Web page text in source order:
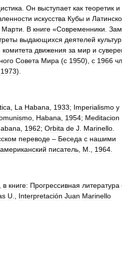
Он выступает как теоретик и
искусства Кубы и
Марти В книге «Современники
выдающихся деятелей
комитета движения за мир и
Совета Мира (с 1950), с 1966
1973).
La Habana 1933; Imperialismo у
Habana 1954; Meditacion
1962; Orbita de J Marinello
переводе ‒ Беседа с нашими
американский писатель М 1964
в книге: Прогрессивная литература
U Interpretación Juan Marinello